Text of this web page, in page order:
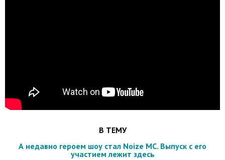
В ТЕМУ
А недавно героем шоу стал Noize MC. Выпуск с его
участием лежит здесь